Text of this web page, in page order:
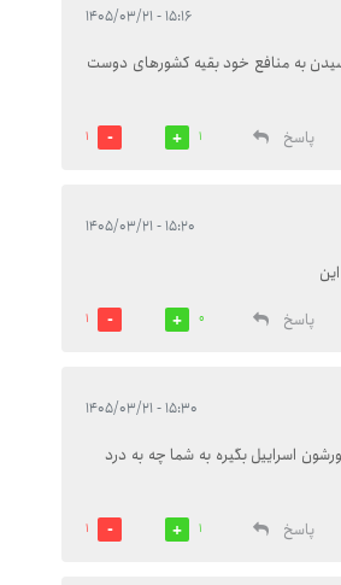
۱۵:۱۶ - ۱۴۰۵/۰۳/۲۱
به منافع خود بقیه کشورهای دوست
پاسخ
1
1
۱۵:۲۰ - ۱۴۰۵/۰۳/۲۱
پاسخ
0
1
۱۵:۳۰ - ۱۴۰۵/۰۳/۲۱
اسراییل بگیره به شما چه به درد
پاسخ
1
1